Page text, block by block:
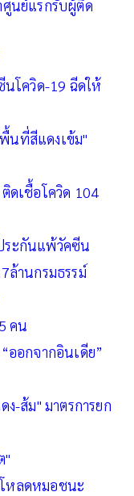
นย์แรกรับผู้ติด
โควิด-19 ฉีดให้
นที่สีแดงเข้ม"
ดเชื้อโควิด 104
ระกันแพ้วัคซีน
ล้านกรมธรรม์
คน
ออกจากอินเดีย”
-ส้ม" มาตรการยก
"
หลดหมอชนะ